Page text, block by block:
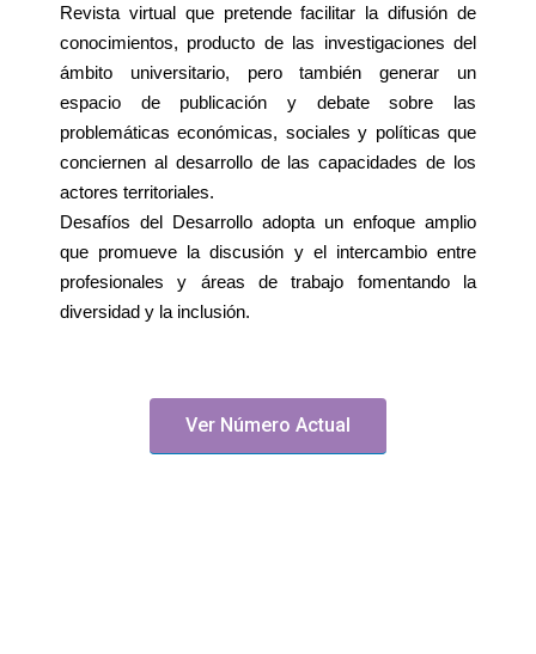
Revista virtual que pretende facilitar la difusión de
conocimientos, producto de las investigaciones del
ámbito universitario, pero también generar un
espacio de publicación y debate sobre las
problemáticas económicas, sociales y políticas que
conciernen al desarrollo de las capacidades de los
actores territoriales.
Desafíos del Desarrollo adopta un enfoque amplio
que promueve la discusión y el intercambio entre
profesionales y áreas de trabajo fomentando la
diversidad y la inclusión.
Ver Número Actual